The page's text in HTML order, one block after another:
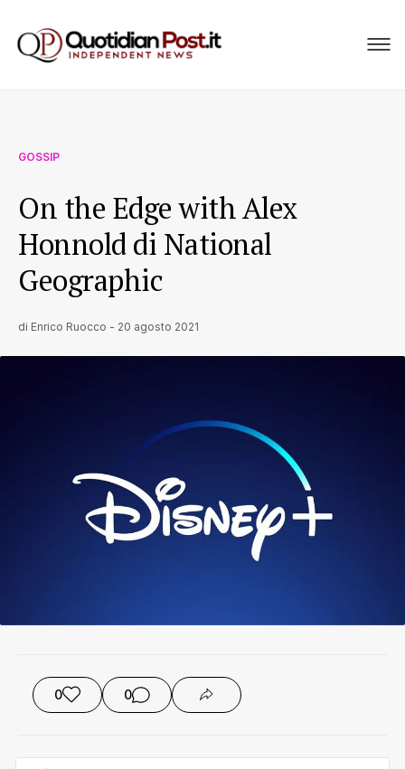
GOSSIP
On the Edge with Alex
Honnold di National
Geographic
di Enrico Ruocco - 20 agosto 2021
0 0